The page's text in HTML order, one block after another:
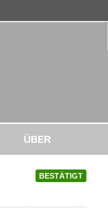
ÜBER
BESTÄTIGT